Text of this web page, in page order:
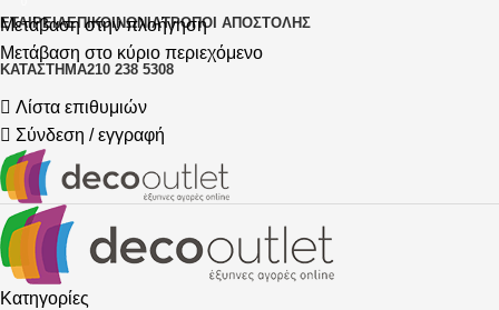
Μετάβαση στην πλοήγηση
Μετάβαση στο κύριο περιεχόμενο
ΕΤΑΙΡΕΊΑΕΠΙΚΟΙΝΩΝΊΑΤΡΌΠΟΙ ΑΠΟΣΤΟΛΉΣ
ΚΑΤΆΣΤΗΜΑ210 238 5308
Λίστα επιθυμιών
Σύνδεση / εγγραφή
Κατηγορίες